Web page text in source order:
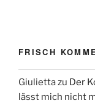
FRISCH
Giuliettazu Der
lässt mich nicht